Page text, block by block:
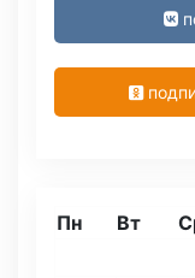
Пн Вт